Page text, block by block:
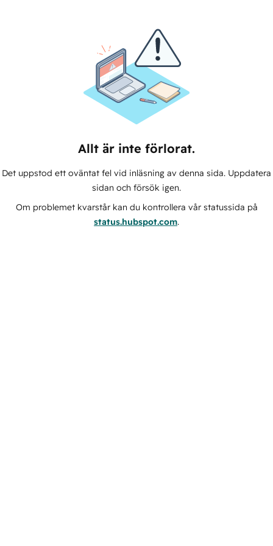
Allt är inte förlorat.
Det uppstod ett oväntat fel vid inläsning av denna sida. Uppdatera
sidan och försök igen.
Om problemet kvarstår kan du kontrollera vår statussida på
status.hubspot.com.